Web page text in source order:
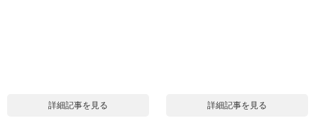
詳細記事を見る 詳細記事を見る